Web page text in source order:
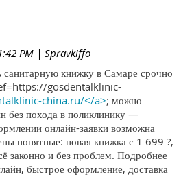
PM | Spravkiffo
санитарную книжку в Самаре срочно
gosdentalklinic-
china.ru/</a>; можно
без похода в поликлинику —
онлайн-заявки возможна
понятные: новая книжка с 1 699 ?,
законно и без проблем. Подробнее
быстрое оформление, доставка